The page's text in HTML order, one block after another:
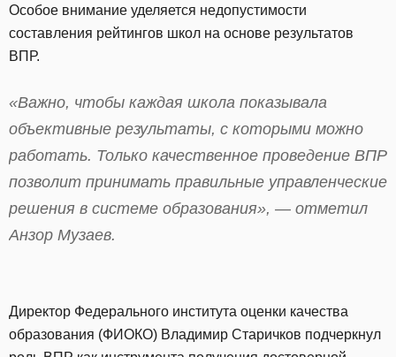
Особое внимание уделяется недопустимости
составления рейтингов школ на основе результатов
ВПР.
«Важно, чтобы каждая школа показывала
объективные результаты, с которыми можно
работать. Только качественное проведение ВПР
позволит принимать правильные управленческие
решения в системе образования», — отметил
Анзор Музаев.
Директор Федерального института оценки качества
образования (ФИОКО) Владимир Старичков подчеркнул